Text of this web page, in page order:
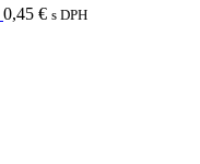
0,45 € s DPH